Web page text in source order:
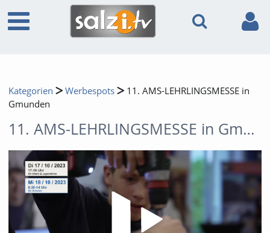
Kategorien Werbespots
11. AMS-LEHRLINGSMESSE in
Gmunden
11. AMS-LEHRLINGSMESSE in Gmunden